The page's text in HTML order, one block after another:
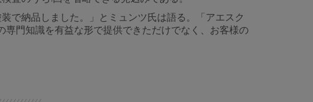
で納品しました。」とミュンツ氏は語る。「アエスク
門知識を有益な形で提供できただけでなく、お客様の